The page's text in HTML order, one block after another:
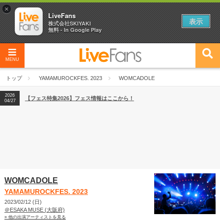
MENU
トップ YAMAMUROCKFES. 2023 WOMCADOLE
2026
04/27
2026
【ライブ動員ランキング】2026年上半期編発表！
2026
04/27
【フェス特集2026】フェス情報はここから！
WOMCADOLE
YAMAMUROCKFES. 2023
2023/02/12 (日)
＠ESAKA MUSE (大阪府)
» 他の出演アーティストを見る
×
LiveFans
株式会社SKIYAKI
無料 - In Google Play
表示